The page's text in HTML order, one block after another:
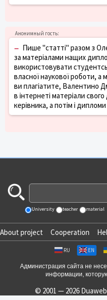
– Пише "статті" разом з
за матеріалами нащих
використовувати
власної наукової роботи,
ви плагіатите, Валентино
в інтернеті матеріали
керівника, а потім і
University teacher material
About project Cooperation
RU EN
Администрация сайта не
информации,
© 2001 — 2026 Duaweb